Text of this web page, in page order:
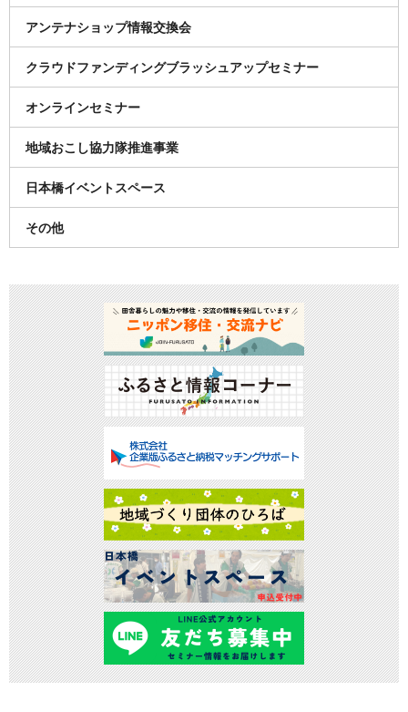
アンテナショップ情報交換会
クラウドファンディングブラッシュアップセミナー
オンラインセミナー
地域おこし協力隊推進事業
日本橋イベントスペース
その他